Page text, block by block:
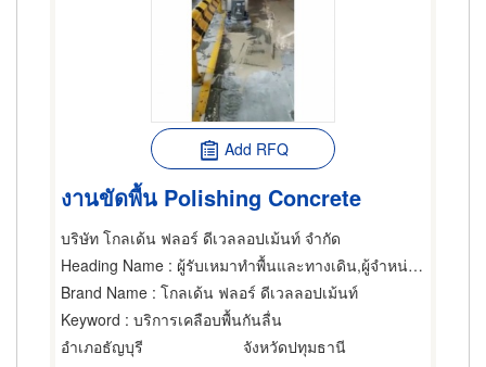
Add RFQ
งานขัดพื้น Polishing Concrete
บริษัท โกลเด้น ฟลอร์ ดีเวลลอปเม้นท์ จำกัด
Heading Name : ผู้รับเหมาทำพื้นและทางเดิน,ผู้จำหน่ายและรับเหมาปูวัสดุปูพื้น,ผู้รับเหมาทำพื้นและวัตถุ
Brand Name : โกลเด้น ฟลอร์ ดีเวลลอปเม้นท์
Keyword : บริการเคลือบพื้นกันลื่น
อำเภอธัญบุรี
จังหวัดปทุมธานี